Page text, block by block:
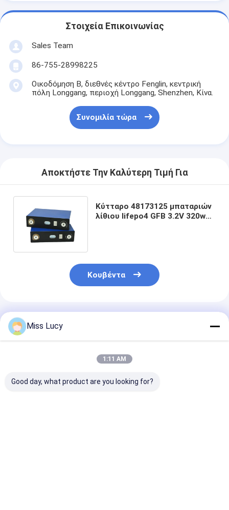
Στοιχεία Επικοινωνίας
Sales Team
86-755-28998225
Οικοδόμηση Β, διεθνές κέντρο Fenglin, κεντρική
πόλη Longgang, περιοχή Longgang, Shenzhen, Κίνα.
Συνομιλία τώρα
Αποκτήστε Την Καλύτερη Τιμή Για
Κύτταρο 48173125 μπαταριών
λίθιου lifepo4 GFB 3.2V 320wh
Κουβέντα
Συνιστώμενα Προϊόντα
Miss Lucy
1:11 AM
Good day, what product are you looking for?